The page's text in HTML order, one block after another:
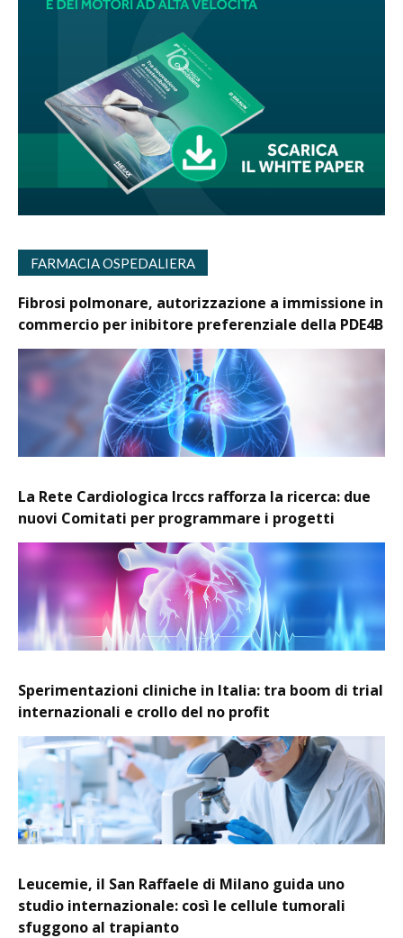
FARMACIA OSPEDALIERA
Fibrosi polmonare, autorizzazione a immissione in
commercio per inibitore preferenziale della PDE4B
La Rete Cardiologica Irccs rafforza la ricerca: due
nuovi Comitati per programmare i progetti
Sperimentazioni cliniche in Italia: tra boom di trial
internazionali e crollo del no profit
Leucemie, il San Raffaele di Milano guida uno
studio internazionale: così le cellule tumorali
sfuggono al trapianto